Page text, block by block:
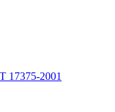
17375-2001